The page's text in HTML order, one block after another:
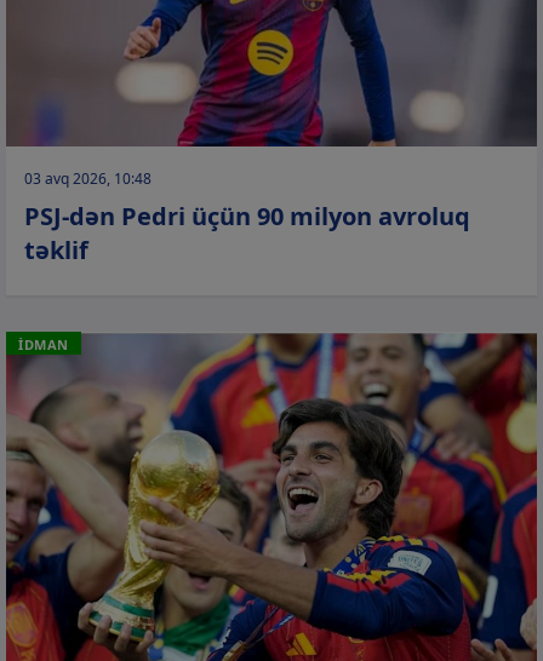
03 avq 2026, 10:48
PSJ-dən Pedri üçün 90 milyon avroluq
təklif
İDMAN